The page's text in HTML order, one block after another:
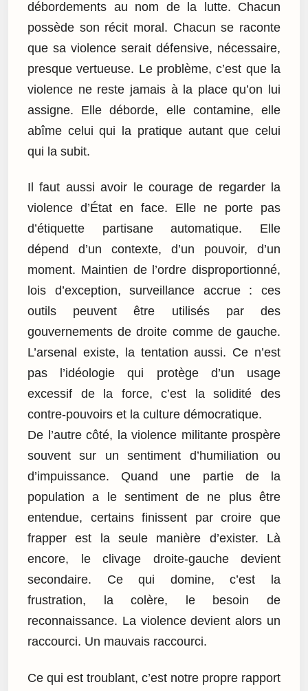
débordements au nom de la lutte. Chacun
possède son récit moral. Chacun se raconte
que sa violence serait défensive, nécessaire,
presque vertueuse. Le problème, c’est que la
violence ne reste jamais à la place qu’on lui
assigne. Elle déborde, elle contamine, elle
abîme celui qui la pratique autant que celui
qui la subit.
Il faut aussi avoir le courage de regarder la
violence d’État en face. Elle ne porte pas
d’étiquette partisane automatique. Elle
dépend d’un contexte, d’un pouvoir, d’un
moment. Maintien de l’ordre disproportionné,
lois d’exception, surveillance accrue : ces
outils peuvent être utilisés par des
gouvernements de droite comme de gauche.
L’arsenal existe, la tentation aussi. Ce n’est
pas l’idéologie qui protège d’un usage
excessif de la force, c’est la solidité des
contre-pouvoirs et la culture démocratique.
De l’autre côté, la violence militante prospère
souvent sur un sentiment d’humiliation ou
d’impuissance. Quand une partie de la
population a le sentiment de ne plus être
entendue, certains finissent par croire que
frapper est la seule manière d’exister. Là
encore, le clivage droite-gauche devient
secondaire. Ce qui domine, c’est la
frustration, la colère, le besoin de
reconnaissance. La violence devient alors un
raccourci. Un mauvais raccourci.
Ce qui est troublant, c’est notre propre rapport